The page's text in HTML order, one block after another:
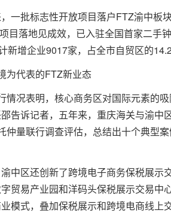
一批标志性开放项目落户FTZ渝中板
目落地见成效，已入驻全国首家二手
新增企业9017家，占全市自贸区的
为代表的FTZ新业态
情况表明，核心商务区对国际元素的
告诉记者，五年来，重庆海关与渝中
仲量联行调查评估，总结出十个典型
中区还创新了跨境电子商务保税展示
贸易产业园和洋码头保税展示交易中
模式，叠加保税展示和跨境电商线上